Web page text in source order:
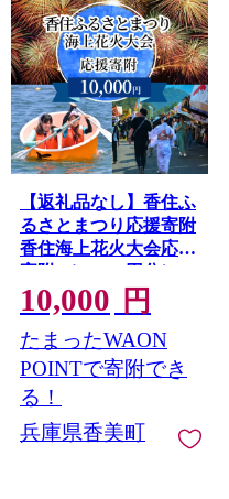
【返礼品なし】香住ふ
るさとまつり応援寄附
香住海上花火大会応援
寄附 （10,000円分）
来年も美しい香住の花
火大会を継続していく
ために皆さまの応援を
よろしくお願いしま
す。 ふるさとづくり
寄附金 1万以下 花火
花火大会 夏 祭り 夏祭
10,000 円
たまったWAON
POINTで寄附でき
る！
兵庫県香美町